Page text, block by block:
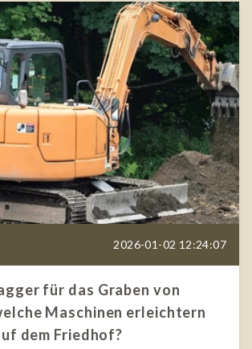
2026-01-02 12:24:07
für das Graben von
Maschinen erleichtern
dem Friedhof?